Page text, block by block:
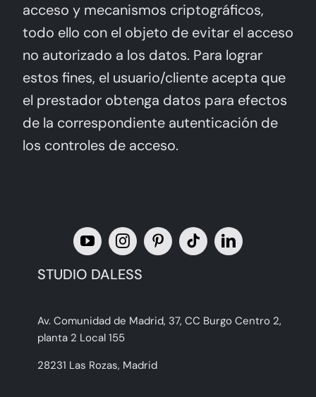
acceso y mecanismos criptográficos,
todo ello con el objeto de evitar el acceso
no autorizado a los datos. Para lograr
estos fines, el usuario/cliente acepta que
el prestador obtenga datos para efectos
de la correspondiente autenticación de
los controles de acceso.
STUDIO DALESS
Av. Comunidad de Madrid, 37, CC Burgo Centro 2,
planta 2 Local 155
28231 Las Rozas, Madrid